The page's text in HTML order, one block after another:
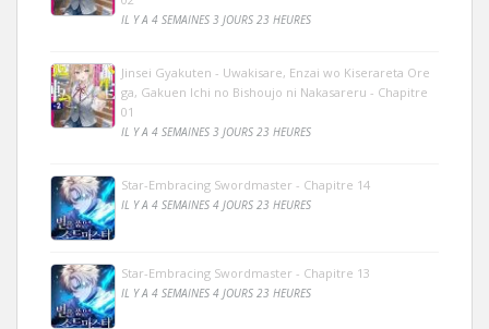
IL Y A 4 SEMAINES 3 JOURS 23 HEURES
Jinsei Gyakuten - Uwakisare, Enzai wo Kiserareta Ore
ga, Gakuen Ichi no Bishoujo ni Nakasareru - Chapitre
01
IL Y A 4 SEMAINES 3 JOURS 23 HEURES
Star-Embracing Swordmaster - Chapitre 14
IL Y A 4 SEMAINES 4 JOURS 23 HEURES
Star-Embracing Swordmaster - Chapitre 13
IL Y A 4 SEMAINES 4 JOURS 23 HEURES